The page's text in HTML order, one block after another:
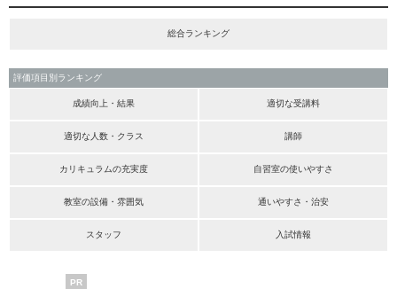
総合ランキング
評価項目別ランキング
成績向上・結果 適切な受講料
適切な人数・クラス 講師
カリキュラムの充実度 自習室の使いやすさ
教室の設備・雰囲気 通いやすさ・治安
スタッフ 入試情報
PR